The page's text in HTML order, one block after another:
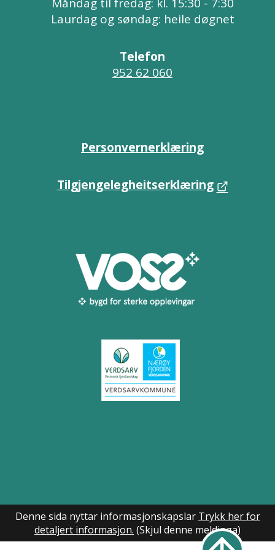
Laurdag og søndag: heile døgnet
Telefon
952 62 060
Personvernerklæring
Tilgjengelegheitserklæring
Denne sida nyttar informasjonskapslar Trykk her for
detaljert informasjon. (Skjul denne meldinga)